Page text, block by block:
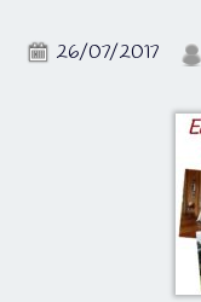
26/07/2017